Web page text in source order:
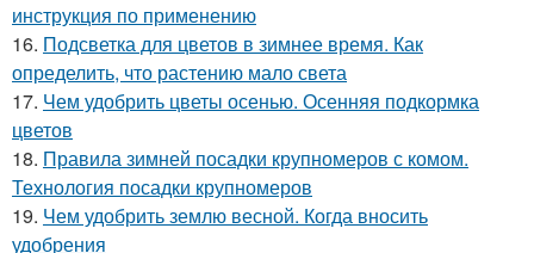
инструкция по применению
16. Подсветка для цветов в зимнее время. Как
определить, что растению мало света
17. Чем удобрить цветы осенью. Осенняя подкормка
цветов
18. Правила зимней посадки крупномеров с комом.
Технология посадки крупномеров
19. Чем удобрить землю весной. Когда вносить
удобрения